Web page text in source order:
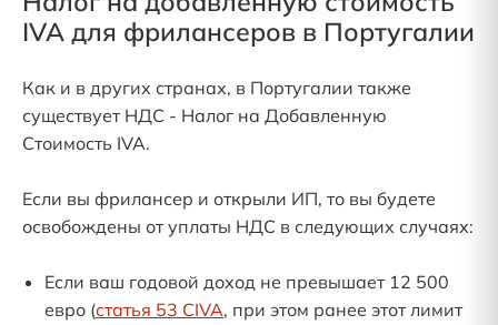
IVA для фрилансеров в Португалии
Как и в других странах, в Португалии также
существует НДС - Налог на Добавленную
Стоимость IVA.
Если вы фрилансер и открыли ИП, то вы будете
освобождены от уплаты НДС в следующих случаях:
Если ваш годовой доход не превышает 12 500
евро (статья 53 CIVA, при этом ранее этот лимит